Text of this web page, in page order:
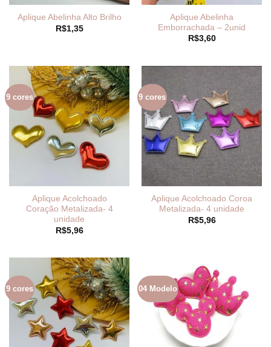
Aplique Abelinha Alto Brilho
R$1,35
Aplique Abelinha
Emborrachada – 2unid
R$3,60
9 cores
Aplique Acolchoado
Coração Metalizada- 4
unidade
R$5,96
9 cores
Aplique Acolchoado Coroa
Metalizada- 4 unidade
R$5,96
9 cores 04 Modelo